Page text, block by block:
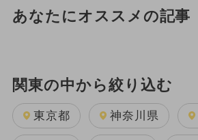
あなたにオススメの記事
関東の中から絞り込む
東京都 神奈川県